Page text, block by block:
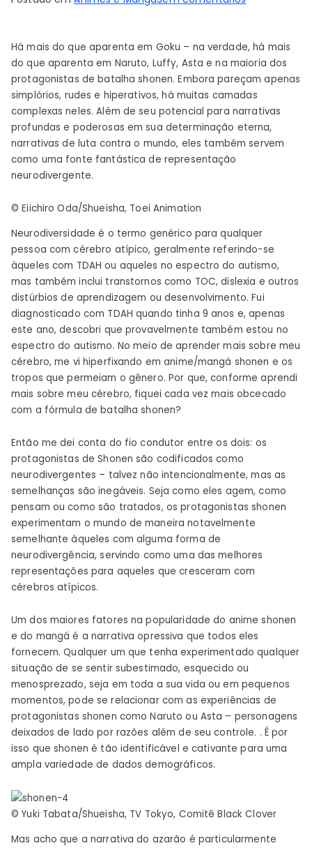
Vendo
minha
em
Shonen
Há mais do que aparenta em Goku – na verdade, há mais
do que aparenta em Naruto, Luffy, Asta e na maioria dos
protagonistas de batalha shonen. Embora pareçam apenas
simplórios, rudes e hiperativos, há muitas camadas
complexas neles. Além de seu potencial para narrativas
profundas e poderosas em sua determinação eterna,
narrativas de luta contra o mundo, eles também servem
como uma fonte fantástica de representação
neurodivergente.
© Eiichiro Oda/Shueisha, Toei Animation
Neurodiversidade é o termo genérico para qualquer
pessoa com cérebro atípico, geralmente referindo-se
àqueles com TDAH ou aqueles no espectro do autismo,
mas também inclui transtornos como TOC, dislexia e outros
distúrbios de aprendizagem ou desenvolvimento. Fui
diagnosticado com TDAH quando tinha 9 anos e, apenas
este ano, descobri que provavelmente também estou no
espectro do autismo. No meio de aprender mais sobre meu
cérebro, me vi hiperfixando em anime/mangá shonen e os
tropos que permeiam o gênero. Por que, conforme aprendi
mais sobre meu cérebro, fiquei cada vez mais obcecado
com a fórmula de batalha shonen?
Então me dei conta do fio condutor entre os dois: os
protagonistas de Shonen são codificados como
neurodivergentes – talvez não intencionalmente, mas as
semelhanças são inegáveis. Seja como eles agem, como
pensam ou como são tratados, os protagonistas shonen
experimentam o mundo de maneira notavelmente
semelhante àqueles com alguma forma de
neurodivergência, servindo como uma das melhores
representações para aqueles que cresceram com
cérebros atípicos.
Um dos maiores fatores na popularidade do anime shonen
e do mangá é a narrativa opressiva que todos eles
fornecem. Qualquer um que tenha experimentado qualquer
situação de se sentir subestimado, esquecido ou
menosprezado, seja em toda a sua vida ou em pequenos
momentos, pode se relacionar com as experiências de
protagonistas shonen como Naruto ou Asta – personagens
deixados de lado por razões além de seu controle. . É por
isso que shonen é tão identificável e cativante para uma
ampla variedade de dados demográficos.
© Yuki Tabata/Shueisha, TV Tokyo, Comitê Black Clover
Mas acho que a narrativa do azarão é particularmente